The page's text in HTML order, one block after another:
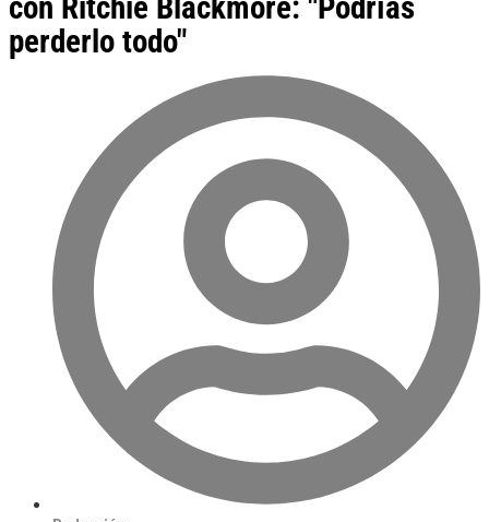
con Ritchie Blackmore: "Podrías
perderlo todo"